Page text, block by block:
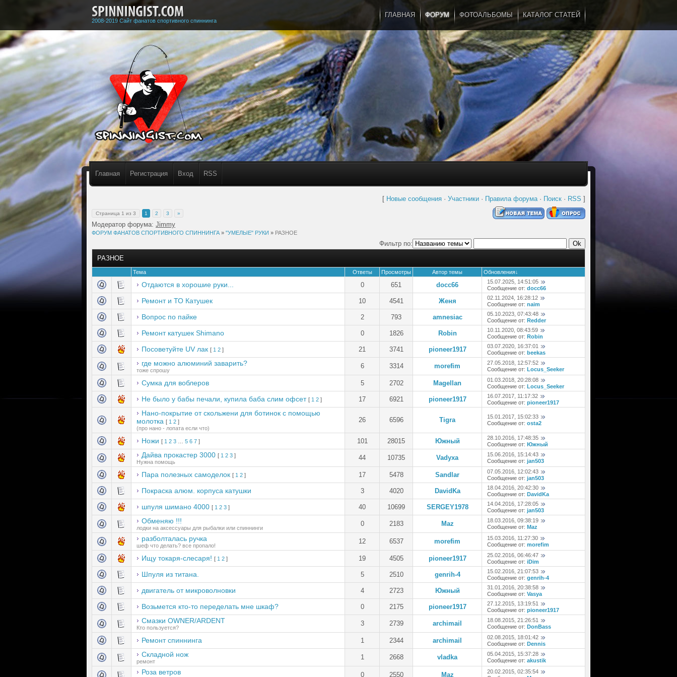
2008-2019 Сайт фанатов спортивного спиннинга
ГЛАВНАЯ ФОРУМ ФОТОАЛЬБОМЫ КАТАЛОГ СТАТЕЙ
Главная Регистрация Вход RSS
...
[ Новые сообщения · Участники · Правила форума· Поиск · RSS ]
Страница 1 из 3 1 2 3 »
Модератор форума: Jimmy
ФОРУМ ФАНАТОВ СПОРТИВНОГО СПИННИНГА » "УМЕЛЫЕ" РУКИ » РАЗНОЕ
Фильтр по:
РАЗНОЕ
Тема Ответы Просмотры Автор темы Обновления↓
Отдаются в хорошие руки... 0 651 docc66
15.07.2025, 14:51:05
Сообщение от: docc66
Ремонт и ТО Катушек 10 4541 Женя
02.11.2024, 16:28:12
Сообщение от: naim
Вопрос по пайке 2 793 amnesiac
05.10.2023, 07:43:48
Сообщение от: Redder
Ремонт катушек Shimano 0 1826 Robin
10.11.2020, 08:43:59
Сообщение от: Robin
Посоветуйте UV лак [ 1 2 ] 21 3741 pioneer1917
03.07.2020, 16:37:01
Сообщение от: beekas
где можно алюминий заварить?
тоже спрошу
6 3314 morefim
27.05.2018, 12:57:52
Сообщение от: Locus_Seeker
Сумка для воблеров 5 2702 Magellan
01.03.2018, 20:28:08
Сообщение от: Locus_Seeker
Не было у бабы печали, купила баба слим офсет [ 1 2 ] 17 6921 pioneer1917
16.07.2017, 11:17:32
Сообщение от: pioneer1917
Нано-покрытие от скольжени для ботинок с помощью
молотка [ 1 2 ]
(про нано - лопата если что)
26 6596 Tigra
15.01.2017, 15:02:33
Сообщение от: osta2
Ножи [ 1 2 3 5 6 7 ] 101 28015 Южный
28.10.2016, 17:48:35
Сообщение от: Южный
Дайва прокастер 3000 [ 1 2 3 ]
Нужна помощь
44 10735 Vadyxa
15.06.2016, 15:14:43
Сообщение от: jan503
Пара полезных самоделок [ 1 2 ] 17 5478 Sandlar
07.05.2016, 12:02:43
Сообщение от: jan503
Покраска алюм. корпуса катушки 3 4020 DavidKa
18.04.2016, 20:42:30
Сообщение от: DavidKa
шпуля шимано 4000 [ 1 2 3 ] 40 10699 SERGEY1978
14.04.2016, 17:28:05
Сообщение от: jan503
Oбменяю !!!
лодки на аксессуары для рыбалки или спиннинги
0 2183 Maz
18.03.2016, 09:38:19
Сообщение от: Maz
разболталась ручка
шеф что делать? все пропало!
12 6537 morefim
15.03.2016, 11:27:30
Сообщение от: morefim
Ищу токаря-слесаря! [ 1 2 ] 19 4505 pioneer1917
25.02.2016, 06:46:47
Сообщение от: iDim
Шпуля из титана. 5 2510 genrih-4
15.02.2016, 21:07:53
Сообщение от: genrih-4
двигатель от микроволновки 4 2723 Южный
31.01.2016, 20:38:58
Сообщение от: Vasya
Возьмется кто-то переделать мне шкаф? 0 2175 pioneer1917
27.12.2015, 13:19:51
Сообщение от: pioneer1917
Смазки OWNER/ARDENT
Кто пользуется?
3 2739 archimail
18.08.2015, 21:26:51
Сообщение от: DonBass
Ремонт спиннинга 1 2344 archimail
02.08.2015, 18:01:42
Сообщение от: Dennis
Складной нож
ремонт
1 2668 vladka
05.04.2015, 15:37:28
Сообщение от: akustik
Роза ветров 0 2550 Maz
20.02.2015, 02:35:54